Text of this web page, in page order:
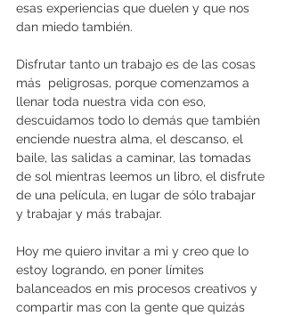
esas experiencias que duelen y que nos
dan miedo también.
Disfrutar tanto un trabajo es de las cosas
más  peligrosas, porque comenzamos a
llenar toda nuestra vida con eso,
descuidamos todo lo demás que también
enciende nuestra alma, el descanso, el
baile, las salidas a caminar, las tomadas
de sol mientras leemos un libro, el disfrute
de una película, en lugar de sólo trabajar
y trabajar y más trabajar.
Hoy me quiero invitar a mi y creo que lo
estoy logrando, en poner límites
balanceados en mis procesos creativos y
compartir mas con la gente que quizás